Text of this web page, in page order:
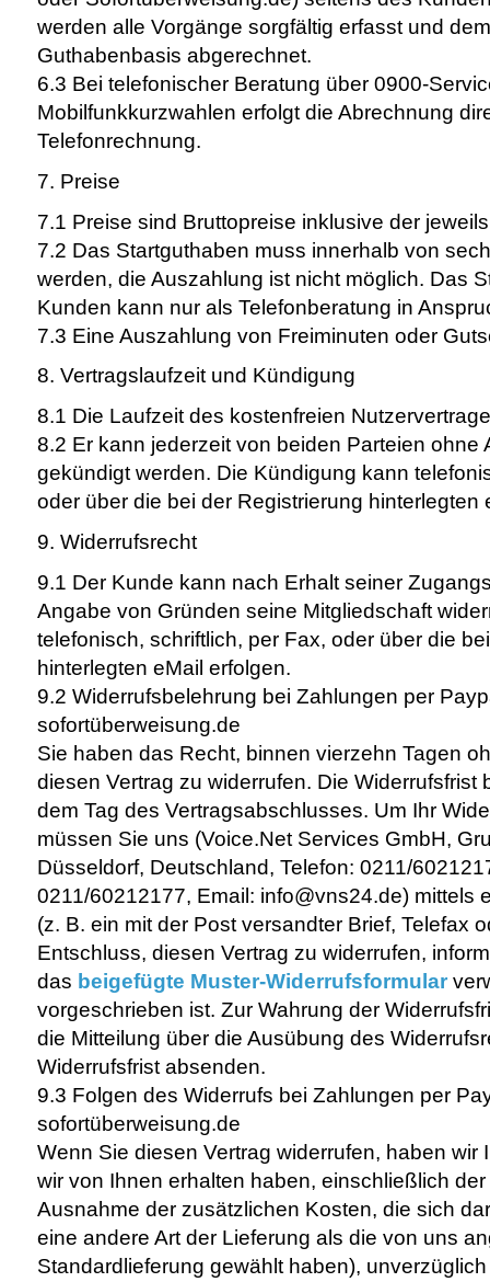
werden alle Vorgänge sorgfältig erfasst und
Guthabenbasis abgerechnet.
6.3 Bei telefonischer Beratung über 0900-
Mobilfunkkurzwahlen erfolgt die Abrechnung
Telefonrechnung.
7. Preise
7.1 Preise sind Bruttopreise inklusive der
7.2 Das Startguthaben muss innerhalb von
werden, die Auszahlung ist nicht möglich. Das
Kunden kann nur als Telefonberatung in
7.3 Eine Auszahlung von Freiminuten oder
8. Vertragslaufzeit und Kündigung
8.1 Die Laufzeit des kostenfreien
8.2 Er kann jederzeit von beiden Parteien ohne
gekündigt werden. Die Kündigung kann
oder über die bei der Registrierung hinterlegten
9. Widerrufsrecht
9.1 Der Kunde kann nach Erhalt seiner
Angabe von Gründen seine Mitgliedschaft
telefonisch, schriftlich, per Fax, oder über die
hinterlegten eMail erfolgen.
9.2 Widerrufsbelehrung bei Zahlungen per
sofortüberweisung.de
Sie haben das Recht, binnen vierzehn Tagen
diesen Vertrag zu widerrufen. Die Widerrufsfrist
dem Tag des Vertragsabschlusses. Um Ihr
müssen Sie uns (Voice.Net Services GmbH,
Düsseldorf, Deutschland, Telefon: 0211/
0211/60212177, Email: info@vns24.de) mittels
(z. B. ein mit der Post versandter Brief, Telefax
Entschluss, diesen Vertrag zu widerrufen,
das beigefügte Muster-Widerrufsformular
vorgeschrieben ist. Zur Wahrung der
die Mitteilung über die Ausübung des
Widerrufsfrist absenden.
9.3 Folgen des Widerrufs bei Zahlungen per
sofortüberweisung.de
Wenn Sie diesen Vertrag widerrufen, haben wir
wir von Ihnen erhalten haben, einschließlich
Ausnahme der zusätzlichen Kosten, die sich
eine andere Art der Lieferung als die von uns
Standardlieferung gewählt haben),